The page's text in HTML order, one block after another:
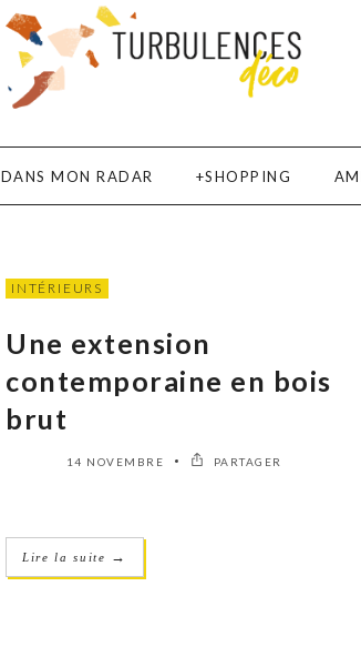
DANS MON RADAR SHOPPING
INTÉRIEURS
Une extension
contemporaine en bois
brut
14 NOVEMBRE PARTAGER
Lire la suite →